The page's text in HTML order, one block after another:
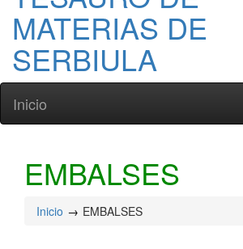
MATERIAS DE
SERBIULA
Inicio
EMBALSES
Inicio EMBALSES